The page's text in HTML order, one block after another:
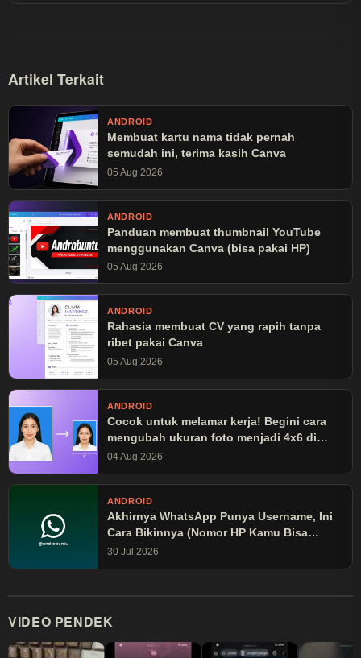
Artikel Terkait
ANDROID
Membuat kartu nama tidak pernah
semudah ini, terima kasih Canva
05 Aug 2026
ANDROID
Panduan membuat thumbnail YouTube
menggunakan Canva (bisa pakai HP)
05 Aug 2026
ANDROID
Rahasia membuat CV yang rapih tanpa
ribet pakai Canva
05 Aug 2026
ANDROID
Cocok untuk melamar kerja! Begini cara
mengubah ukuran foto menjadi 4x6 di
Canva
04 Aug 2026
ANDROID
Akhirnya WhatsApp Punya Username, Ini
Cara Bikinnya (Nomor HP Kamu Bisa
Disembunyikan!)
30 Jul 2026
VIDEO PENDEK